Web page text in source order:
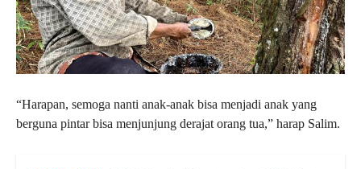
“Harapan, semoga nanti anak-anak bisa menjadi anak yang
berguna pintar bisa menjunjung derajat orang tua,” harap Salim.